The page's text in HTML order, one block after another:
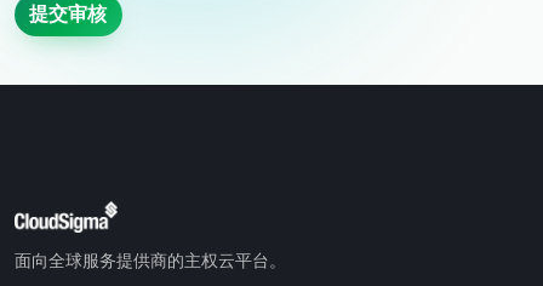
提交审核
面向全球服务提供商的主权云平台。